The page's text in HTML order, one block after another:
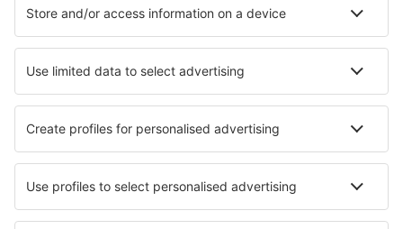
Hotell
Transfer
Sevärdheter
Sportevenemang
Läs mer
Mobilapp
Flygbolag
SAS